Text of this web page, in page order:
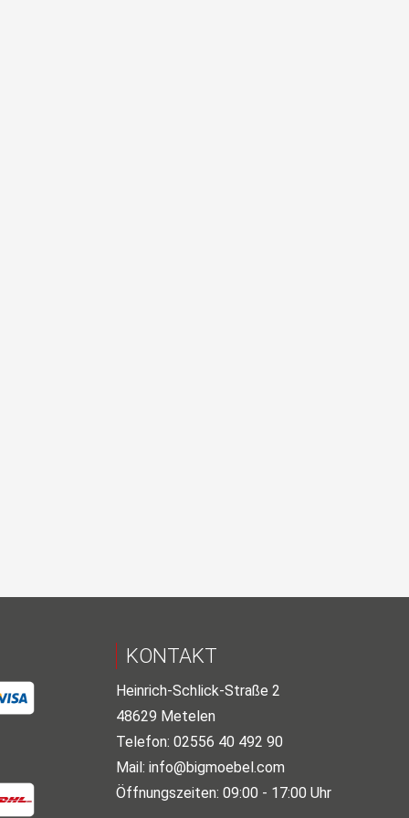
KONTAKT
Heinrich-Schlick-Straße 2
48629 Metelen
Telefon: 02556 40 492 90
Mail: info@bigmoebel.com
Öffnungszeiten: 09:00 - 17:00 Uhr